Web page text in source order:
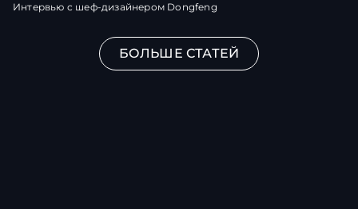
Интервью с шеф-дизайнером Dongfeng
БОЛЬШЕ СТАТЕЙ